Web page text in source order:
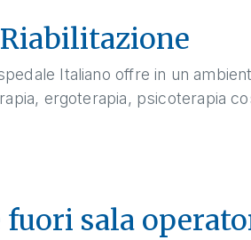
Italiano offre in un
ergoterapia, psicoterapia
sala